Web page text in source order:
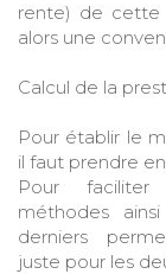
rente) de cette
alors une
Calcul de la
Pour établir le
il faut prendre
Pour
méthodes
derniers
juste pour les